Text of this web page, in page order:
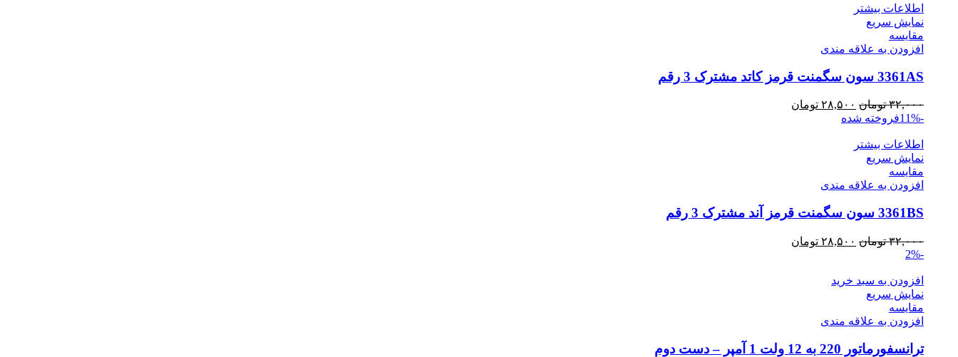
اطلاعات بیشتر
نمایش سریع
مقايسه
افزودن به علاقه مندی
3361AS سون سگمنت قرمز کاتد مشترک 3 رقم
۳۲,۰۰۰ تومان قیمت
اصلی
۲۸,۵۰۰ تومان
-11% فروخته شده
اطلاعات بیشتر
نمایش سریع
مقايسه
افزودن به علاقه مندی
3361BS سون سگمنت قرمز آند مشترک 3 رقم
۳۲,۰۰۰ تومان قیمت
بود.
۲۸,۵۰۰ تومان
-2%
افزودن به سبد خرید
نمایش سریع
مقايسه
افزودن به علاقه مندی
ترانسفورماتور 220 به 12 ولت 1 آمپر – دست دوم